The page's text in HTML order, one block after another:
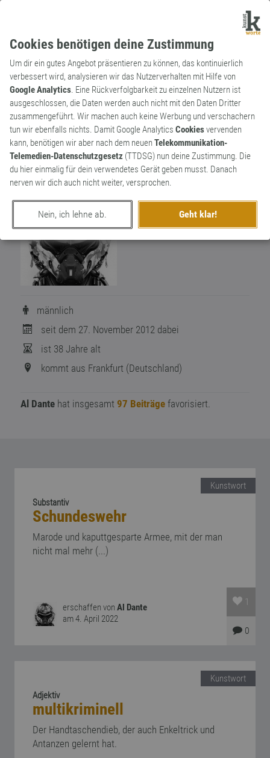
Cookies benötigen deine Zustimmung
Um dir ein gutes Angebot präsentieren zu können, das kontinuierlich
verbessert wird, analysieren wir das Nutzerverhalten mit Hilfe von
Google Analytics. Eine Rückverfolgbarkeit zu einzelnen Nutzern ist
ausgeschlossen, die Daten werden auch nicht mit den Daten Dritter
zusammengeführt. Wir machen auch keine Werbung und verschachern
tun wir ebenfalls nichts. Damit Google Analytics Cookiesvervenden
kann, benötigen wir aber nach dem neuenTelekommunikation-
Telemedien-Datenschutzgesetz (TTDSG) nun deine Zustimmung. Die
du hier einmalig für dein verwendetes Gerät geben musst. Danach
nerven wir dich auch nicht weiter, versprochen.
Nein, ich lehne ab. Geht klar!
Wortkünstler
Al Dante
Geed net. Gibds net. Maache mer net. Naie
werdder krieje mer heut net mer gebacke.
112
89
männlich
seit dem 27. November 2012 dabei
ist 38 Jahre alt
kommt aus Frankfurt (Deutschland)
Al Dantehat insgesamt 97 Beiträgefavorisiert.
Kunstwort
Substantiv
Schundeswehr
Marode und kaputtgesparte Armee, mit der man
nicht mal mehr (...)
erschaffen vonAl Dante
am 4. April 2022
1
0
Kunstwort
Adjektiv
multikriminell
Der Handtaschendieb, der auch Enkeltrick und
Antanzen gelernt hat.